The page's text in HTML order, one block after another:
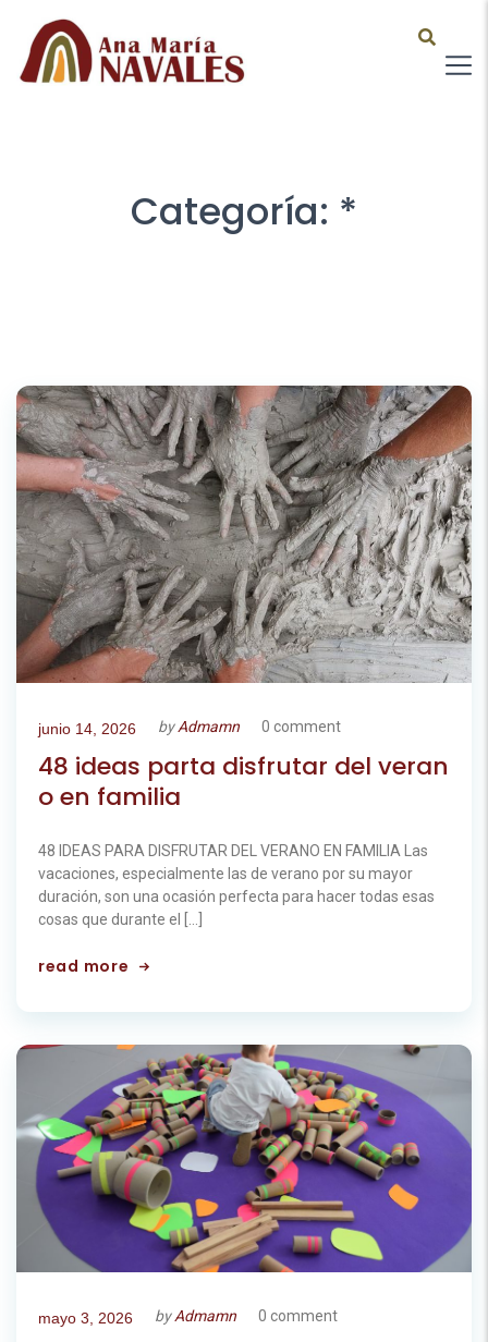
Categoría: *
junio 14, 2026 byAdmamn 0 comment
48 ideas parta disfrutar del veran
o en familia
48 IDEAS PARA DISFRUTAR DEL VERANO EN FAMILIA Las
vacaciones, especialmente las de verano por su mayor
duración, son una ocasión perfecta para hacer todas esas
cosas que durante el […]
read more
mayo 3, 2026 byAdmamn 0 comment